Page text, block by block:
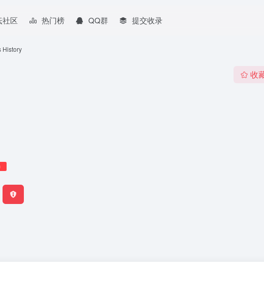
社区 热门榜 QQ群 提交收录
History
收